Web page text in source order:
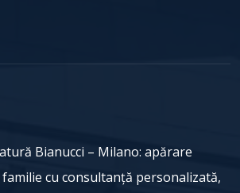
Bianucci – Milano: apărare
familie cu consultanță personalizată,